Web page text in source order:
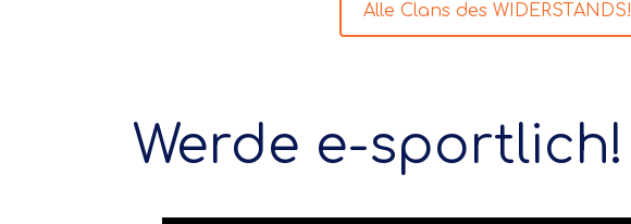
Alle Clans des WIDERSTANDS!
Werde e-sportlich!